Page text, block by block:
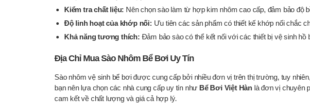
Kiểm tra chất liệu: Nên chọn sào làm từ hợp kim nhôm cao cấp, đảm bảo độ
Độ linh hoạt của khớp nối: Ưu tiên các sản phẩm có thiết kế khớp nối chắc
Khả năng tương thích: Đảm bảo sào có thể kết nối với các thiết bị vệ sinh hồ
Địa Chỉ Mua Sào Nhôm Bể Bơi Uy Tín
Sào nhôm vệ sinh bể bơi được cung cấp bởi nhiều đơn vị trên thị trường, tuy
bạn nên lựa chọn các nhà cung cấp uy tín như Bể Bơi Việt Hàn là đơn vị chuyên
cam kết về chất lượng và giá cả hợp lý.